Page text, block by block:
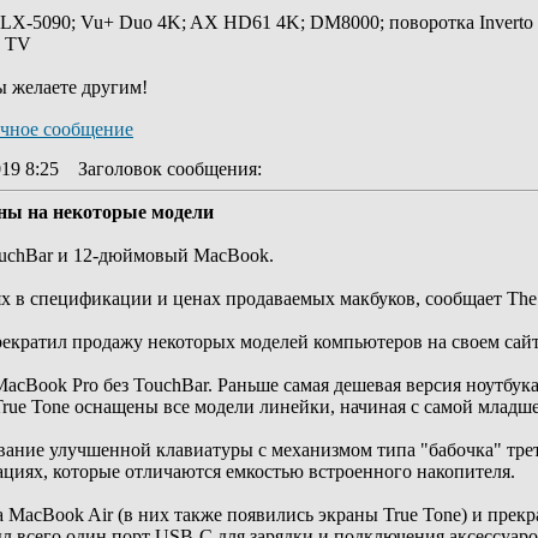
5090; Vu+ Duo 4K; AX HD61 4K; DM8000; поворотка
TV
желаете другим!
8:25 Заголовок сообщения:
на некоторые модели
и 12-дюймовый MacBook.
в спецификации и ценах продаваемых макбуков, сообщает
продажу некоторых моделей компьютеров на своем
Pro без TouchBar. Раньше самая дешевая версия
Tone оснащены все модели линейки, начиная с самой
улучшенной клавиатуры с механизмом типа "бабочка"
которые отличаются емкостью встроенного накопителя.
Air (в них также появились экраны True Tone) и